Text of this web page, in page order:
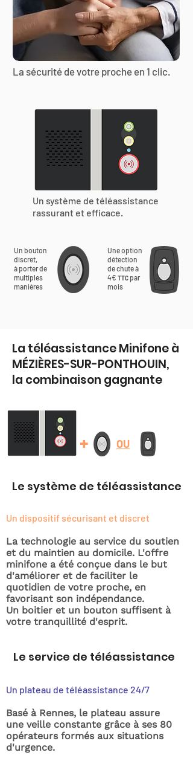
La sécurité de votre proche en 1 clic.
Un système de téléassistance
rassurant et efficace.
Un bouton
discret,
à porter de
multiples
manières
Une option
détection
de chute à
4€ TTC par
mois
La téléassistance Minifone à
MÉZIÈRES-SUR-PONTHOUIN,
la combinaison gagnante
+ OU
Le système de téléassistance
Un dispositif sécurisant et discret
La technologie au service du soutien
et du maintien au domicile. L'offre
minifone a été conçue dans le but
d'améliorer et de faciliter le
quotidien de votre proche, en
favorisant son indépendance.
Un boitier et un bouton suffisent à
votre tranquillité d'esprit.
Le service de téléassistance
Un plateau de téléassistance 24/7
Basé à Rennes, le plateau assure
une veille constante grâce à ses 80
opérateurs formés aux situations
d'urgence.